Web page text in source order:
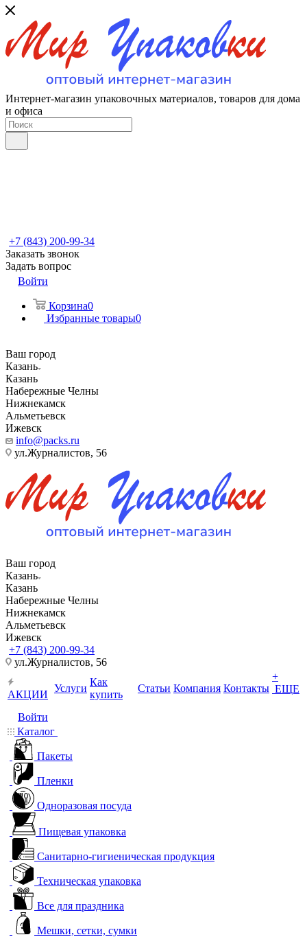
Интернет-магазин упаковочных материалов, товаров для дома
и офиса
+7 (843) 200-99-34
Заказать звонок
Задать вопрос
Войти
Корзина0
Избранные товары0
Ваш город
Казань
Казань
Набережные Челны
Нижнекамск
Альметьевск
Ижевск
info@packs.ru
ул.Журналистов, 56
Ваш город
Казань
Казань
Набережные Челны
Нижнекамск
Альметьевск
Ижевск
+7 (843) 200-99-34
ул.Журналистов, 56
АКЦИИ
Услуги
Как
купить
Статьи Компания Контакты
+
ЕЩЕ
Войти
Каталог
Пакеты
Пленки
Одноразовая посуда
Пищевая упаковка
Санитарно-гигиеническая продукция
Техническая упаковка
Все для праздника
Мешки, сетки, сумки